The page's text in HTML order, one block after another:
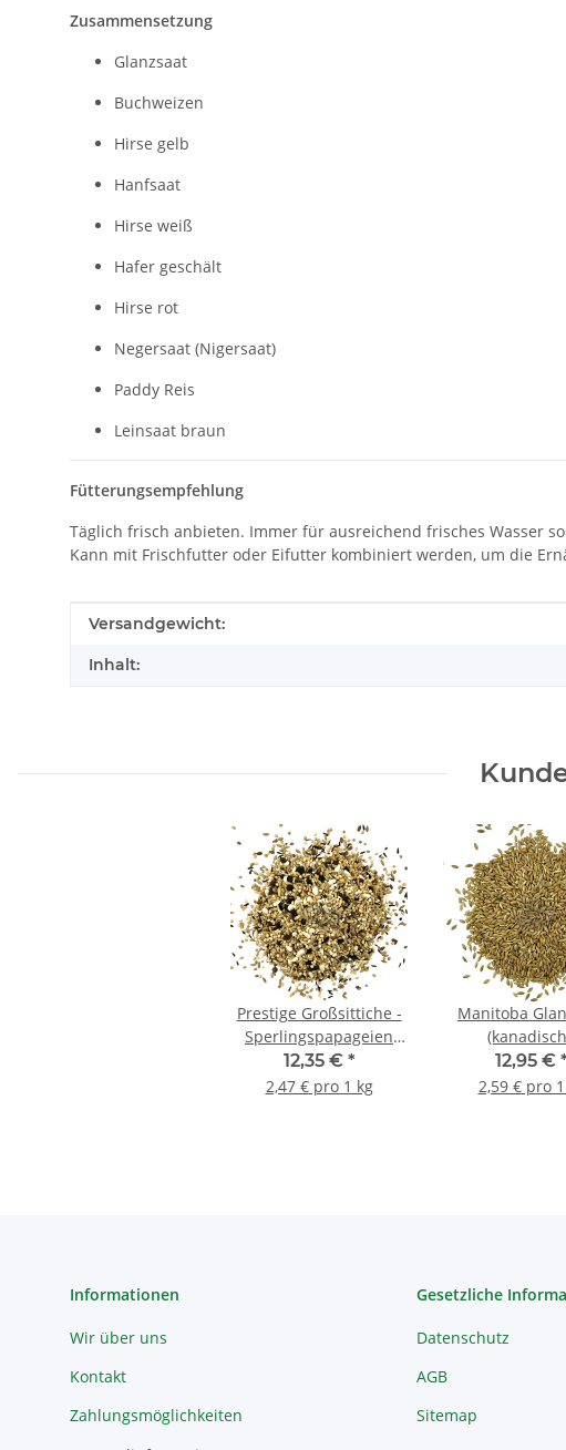
Zusammensetzung
Glanzsaat
Buchweizen
Hirse gelb
Hanfsaat
Hirse weiß
Hafer geschält
Hirse rot
Negersaat (Nigersaat)
Paddy Reis
Leinsaat braun
Fütterungsempfehlung
Täglich frisch anbieten. Immer für ausreichend frisches Wasser
Kann mit Frischfutter oder Eifutter kombiniert werden, um die
Produkteigenschaft
Wert
Versandgewicht:
Inhalt:
Prestige Großsittiche -
Sperlingspapageien
5kg
12,35 € *
2,47 € pro 1 kg
Manitoba
Kanariensaat)
12,95 €
2,59 € pro
Informationen
Wir über uns
Kontakt
Zahlungsmöglichkeiten
Gesetzliche
Datenschutz
AGB
Sitemap